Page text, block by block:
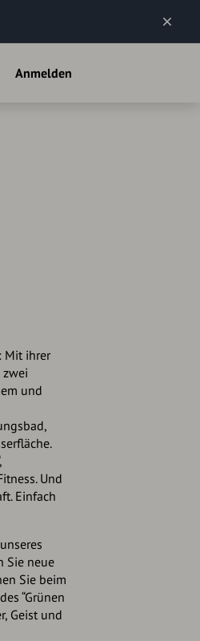
Anmelden
Mit ihrer
und
Und
Einfach
Sie neue
Sie beim
“Grünen
Geist und